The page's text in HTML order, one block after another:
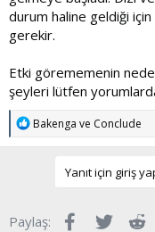
durum haline geldiği için
gerekir.
Etki görememenin
şeyleri lütfen
T
p
r
Bakenga ve Conclude
Yanıt için giriş
Paylaş: Facebook
Twitter